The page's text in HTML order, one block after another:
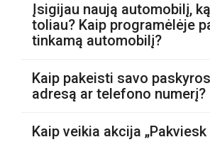
Įsigijau naują automobilį,
toliau? Kaip programėlėje
tinkamą automobilį?
Kaip pakeisti savo
adresą ar telefono numerį?
Kaip veikia akcija